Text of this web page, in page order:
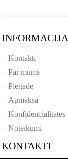
INFORMĀCIJA
-Kontakti
-Par mums
-Piegāde
- Apmaksa
-Konfidencialitātes
-Noteikumi
KONTAKTI